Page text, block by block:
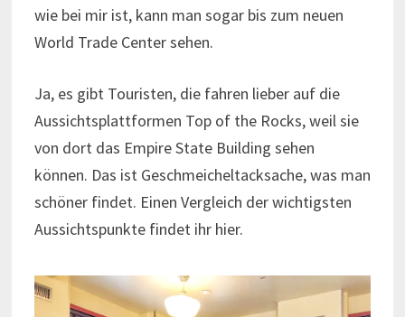
wie bei mir ist, kann man sogar bis zum neuen
World Trade Center sehen.
Ja, es gibt Touristen, die fahren lieber auf die
Aussichtsplattformen Top of the Rocks, weil sie
von dort das Empire State Building sehen
können. Das ist Geschmeicheltacksache, was man
schöner findet. Einen Vergleich der wichtigsten
Aussichtspunkte findet ihr hier.